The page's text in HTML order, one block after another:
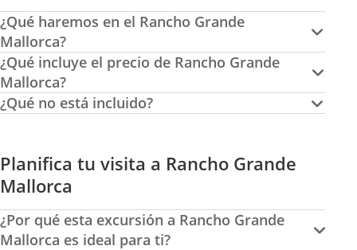
¿Qué haremos en el Rancho Grande
Mallorca?
¿Qué incluye el precio de Rancho Grande
Mallorca?
¿Qué no está incluido?
Planifica tu visita a Rancho Grande
Mallorca
¿Por qué esta excursión a Rancho Grande
Mallorca es ideal para ti?